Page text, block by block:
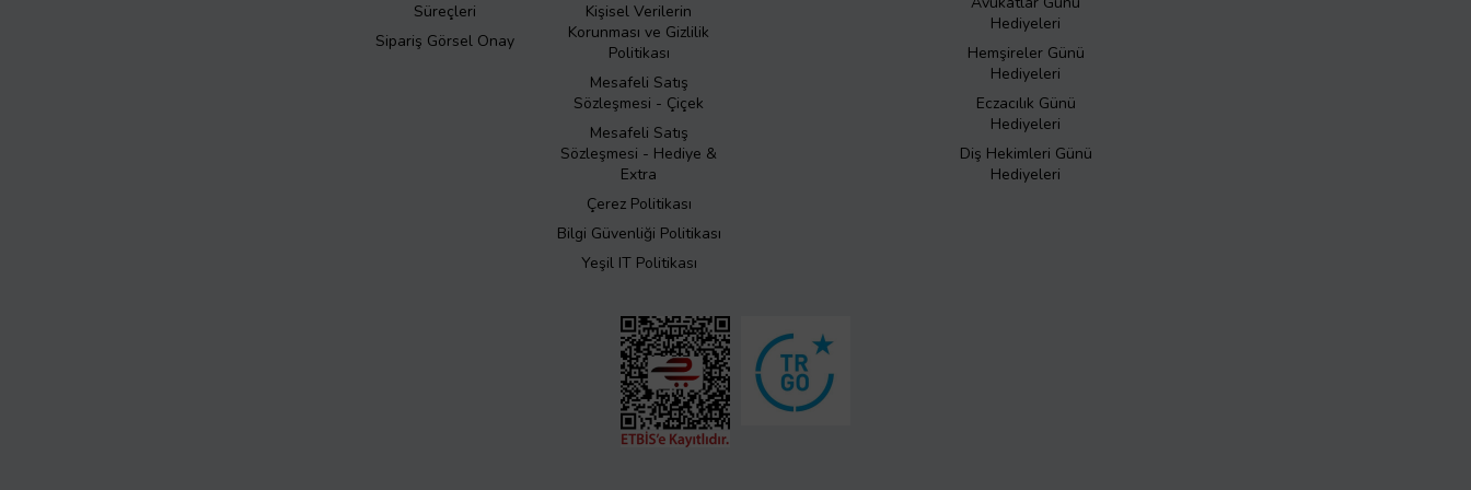
Süreçleri
Sipariş Görsel Onay
Kişisel Verilerin
Korunması ve Gizlilik
Politikası
Mesafeli Satış
Sözleşmesi - Çiçek
Mesafeli Satış
Sözleşmesi - Hediye &
Extra
Çerez Politikası
Bilgi Güvenliği Politikası
Yeşil IT Politikası
Hediyeleri
Hemşireler Günü
Hediyeleri
Eczacılık Günü
Hediyeleri
Diş Hekimleri Günü
Hediyeleri